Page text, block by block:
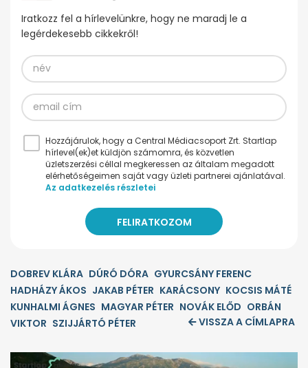
Iratkozz fel a hírlevelünkre, hogy ne maradj le a
legérdekesebb cikkekről!
Hozzájárulok, hogy a Central Médiacsoport Zrt. Startlap
hírlevel(ek)et küldjön számomra, és közvetlen
üzletszerzési céllal megkeressen az általam megadott
elérhetőségeimen saját vagy üzleti partnerei ajánlatával.
Az adatkezelés részletei
DOBREV KLÁRA DÚRÓ DÓRA GYURCSÁNY FERENC
HADHÁZY ÁKOS JAKAB PÉTER KARÁCSONY KOCSIS MÁTÉ
KUNHALMI ÁGNES MAGYAR PÉTER NOVÁK ELŐD ORBÁN
VIKTOR SZIJJÁRTÓ PÉTER VISSZA A CÍMLAPRA